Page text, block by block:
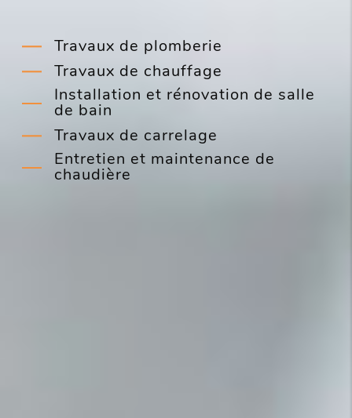
Travaux de plomberie
Travaux de chauffage
Installation et rénovation de salle
de bain
Travaux de carrelage
Entretien et maintenance de
chaudière